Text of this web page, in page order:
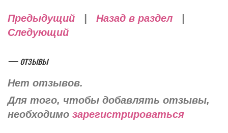
Предыдущий Назад в раздел
Следующий
— отзывы
Нет отзывов.
Для того, чтобы добавлять отзывы,
необходимо зарегистрироваться